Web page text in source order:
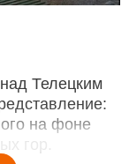
Телецким
на фоне
гор.